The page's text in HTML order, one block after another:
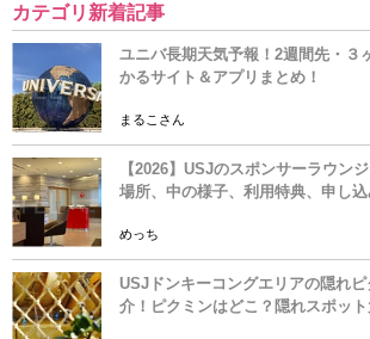
カテゴリ新着記事
ユニバ長期天気予報！2週間先・３
かるサイト＆アプリまとめ！
まるこさん
【2026】USJのスポンサーラウン
場所、中の様子、利用特典、申し
めっち
USJドンキーコングエリアの隠れ
介！ピクミンはどこ？隠れスポット